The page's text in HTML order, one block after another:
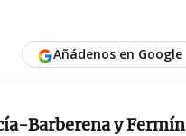
Añádenos en Google
Barberena y Fermín